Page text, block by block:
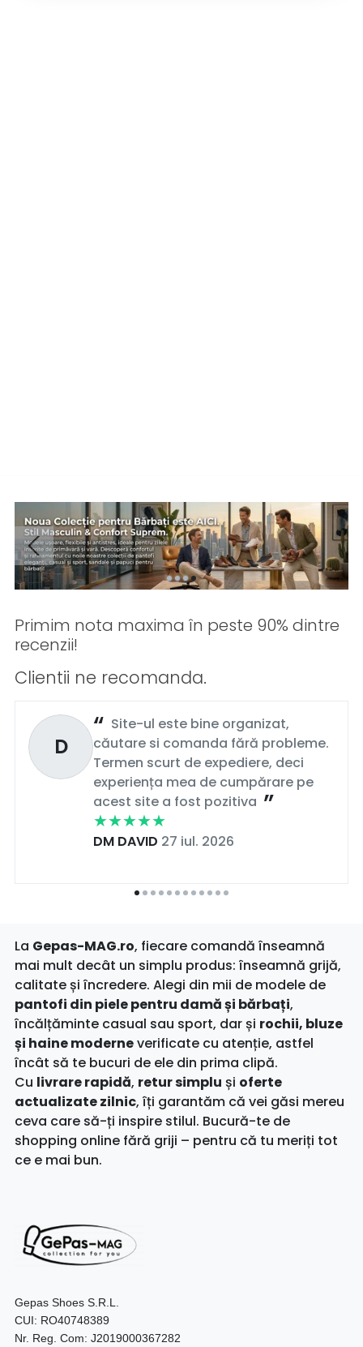
Primim nota maxima în peste 90% dintre
recenzii!
Clientii ne recomanda.
D
Site-ul este bine organizat,
căutare si comanda fără probleme.
Termen scurt de expediere, deci
experiența mea de cumpărare pe
acest site a fost pozitiva
DM DAVID 27 iul. 2026
La Gepas-MAG.ro, fiecare comandă înseamnă
mai mult decât un simplu produs: înseamnă grijă,
calitate și încredere. Alegi din mii de modele de
pantofi din piele pentru damă și bărbați,
încălțăminte casual sau sport, dar și rochii, bluze
și haine moderneverificate cu atenție, astfel
încât să te bucuri de ele din prima clipă.
Cu livrare rapidă, retur simplu și oferte
actualizate zilnic, îți garantăm că vei găsi mereu
ceva care să-ți inspire stilul. Bucură-te de
shopping online fără griji – pentru că tu meriți tot
ce e mai bun.
Gepas Shoes S.R.L.
CUI: RO40748389
Nr. Reg. Com: J2019000367282